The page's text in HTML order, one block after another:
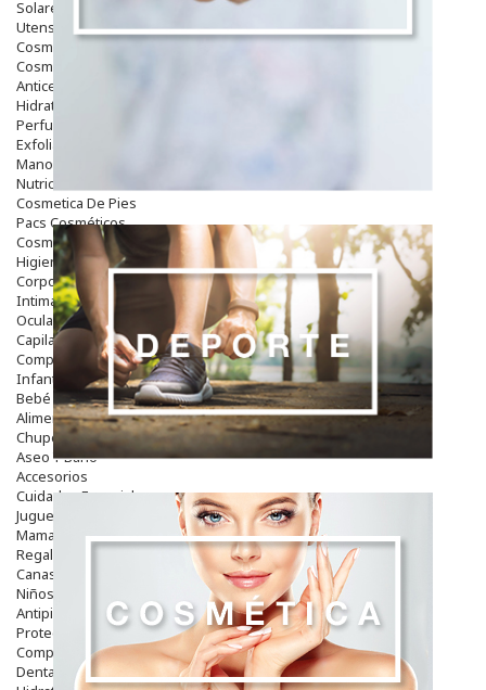
Solares
Utensilios
Cosmética Capilar
Cosmética Corporal
Anticelulíticos
Hidratantes Corporales
Perfumes Y Colonias
Exfoliantes Corporales
Manos Y Uñas
Nutricosmética
Cosmetica De Pies
Pacs Cosméticos
Cosmetica Facial Piel Sensible
Higiene
Corporal
Intima
Ocular
Capilar
Complementos
Infantil
Bebé
Alimentación Y Complementos
Chupetes Y Mordedores
Aseo Y Baño
Accesorios
Cuidados Especiales
Juguetes
Mama
Regalos
Canastilla
Niños
Antipiojos
Protección Solar
Complementos Alimentarios
Dentales